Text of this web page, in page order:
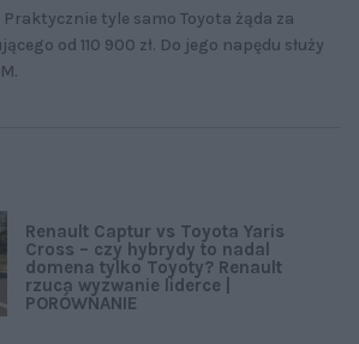
Praktycznie tyle samo Toyota żąda za
od 110 900 zł. Do jego napędu służy
Renault Captur vs Toyota Yaris
Cross – czy hybrydy to nadal
domena tylko Toyoty? Renault
rzuca wyzwanie liderce |
PORÓWNANIE